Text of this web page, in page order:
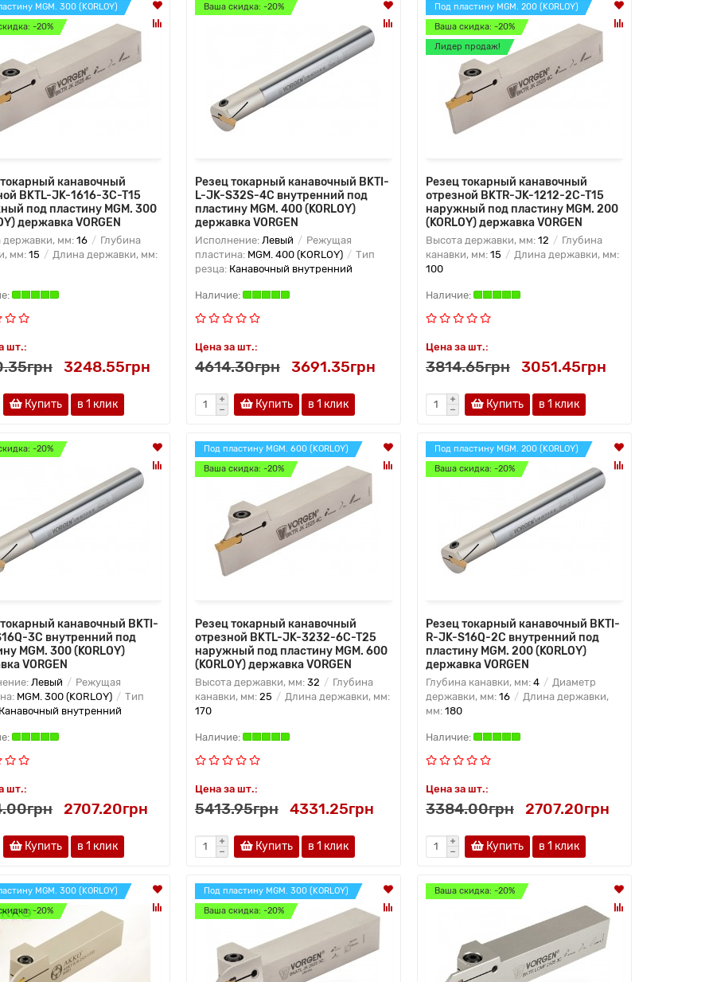
MGM. 300 (KORLOY)
-20%
токарный канавочный
BKTL-JK-1616-3C-T15
под пластину MGM. 300
державка VORGEN
державки, мм: 16
Глубина
мм:15
Длина державки, мм:
шт.:
3248.55грн
Купить в 1 клик
Ваша скидка: -20%
Резец токарный канавочный BKTI-
L-JK-S32S-4C внутренний под
пластину MGM. 400 (KORLOY)
державка VORGEN
Исполнение: Левый
Режущая
пластина: MGM. 400 (KORLOY)
Тип
резца: Канавочный внутренний
Цена за шт.:
4614.30грн 3691.35грн
Купить в 1 клик
Под пластину MGM. 200 (KORLOY)
Ваша скидка: -20%
Лидер продаж!
Резец токарный канавочный
отрезной BKTR-JK-1212-2C-T15
наружный под пластину MGM. 200
(KORLOY) державка VORGEN
Высота державки, мм: 12
Глубина
канавки, мм: 15
Длина державки, мм:
100
Цена за шт.:
3814.65грн 3051.45грн
Купить в 1 клик
-20%
канавочный BKTI-
3C внутренний под
MGM. 300 (KORLOY)
VORGEN
Левый
Режущая
MGM. 300 (KORLOY)
Тип
Канавочный внутренний
шт.:
2707.20грн
Купить в 1 клик
Под пластину MGM. 600 (KORLOY)
Ваша скидка: -20%
Резец токарный канавочный
отрезной BKTL-JK-3232-6C-T25
наружный под пластину MGM. 600
(KORLOY) державка VORGEN
Высота державки, мм: 32
Глубина
канавки, мм: 25
Длина державки, мм:
170
Цена за шт.:
5413.95грн 4331.25грн
Купить в 1 клик
Под пластину MGM. 200 (KORLOY)
Ваша скидка: -20%
Резец токарный канавочный BKTI-
R-JK-S16Q-2C внутренний под
пластину MGM. 200 (KORLOY)
державка VORGEN
Глубина канавки, мм: 4
Диаметр
державки, мм: 16
Длина державки,
мм: 180
Цена за шт.:
3384.00грн 2707.20грн
Купить в 1 клик
MGM. 300 (KORLOY)
-20%
Под пластину MGM. 300 (KORLOY)
Ваша скидка: -20%
Ваша скидка: -20%